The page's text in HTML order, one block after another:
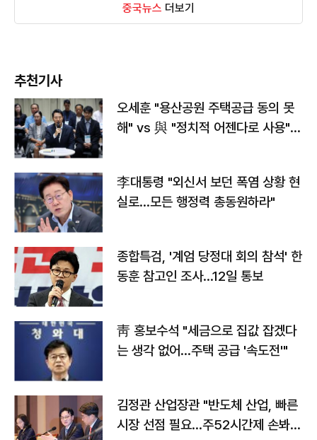
중국뉴스 더보기
추천기사
오세훈 "용산공원 주택공급 동의 못
해" vs 與 "정치적 어젠다로 사용"
李대통령 "외신서 보던 폭염 상황 현
실로…모든 행정력 총동원하라"
종합특검, '계엄 당정대 회의 참석' 한
동훈 참고인 조사...12일 통보
靑 홍보수석 "세금으로 집값 잡겠다
는 생각 없어…주택 공급 '속도전'"
김정관 산업장관 "반도체 산업, 빠른
시장 선점 필요…주52시간제 손봐